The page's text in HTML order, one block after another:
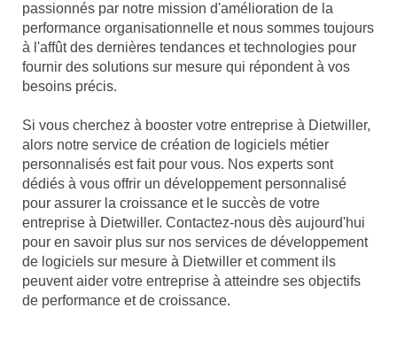
passionnés par notre mission d'amélioration de la
performance organisationnelle et nous sommes toujours
à l'affût des dernières tendances et technologies pour
fournir des solutions sur mesure qui répondent à vos
besoins précis.
Si vous cherchez à booster votre entreprise à Dietwiller,
alors notre service de création de logiciels métier
personnalisés est fait pour vous. Nos experts sont
dédiés à vous offrir un développement personnalisé
pour assurer la croissance et le succès de votre
entreprise à Dietwiller. Contactez-nous dès aujourd'hui
pour en savoir plus sur nos services de développement
de logiciels sur mesure à Dietwiller et comment ils
peuvent aider votre entreprise à atteindre ses objectifs
de performance et de croissance.